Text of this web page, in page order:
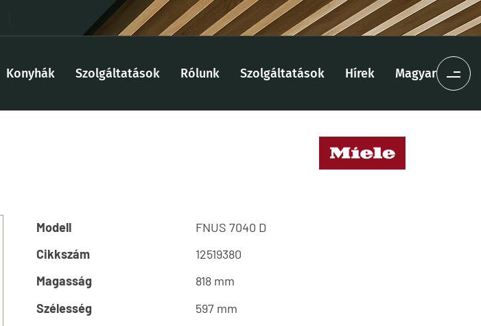
Konyhák Szolgáltatások Rólunk Szolgáltatások Hírek Magyar
Modell
FNUS 7040 D
Cikkszám
12519380
Magasság
818 mm
Szélesség
597 mm